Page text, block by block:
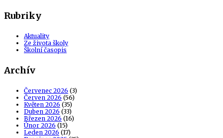
Rubriky
Aktuality
Ze života školy
Školní časopis
Archív
Červenec 2026 (3)
Červen 2026 (56)
Květen 2026 (35)
Duben 2026 (33)
Březen 2026 (16)
Únor 2026 (15)
Leden 2026 (17)